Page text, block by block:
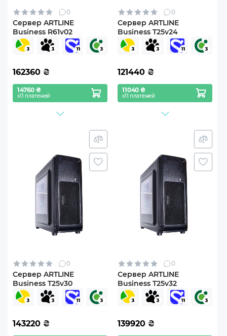
0
Сервер ARTLINE
Business R61v02
162360 ₴
14760 ₴
х11 платежей
0
Сервер ARTLINE
Business T25v24
121440 ₴
11040 ₴
х11 платежей
0
Сервер ARTLINE
Business T25v30
143220 ₴
0
Сервер ARTLINE
Business T25v32
139920 ₴